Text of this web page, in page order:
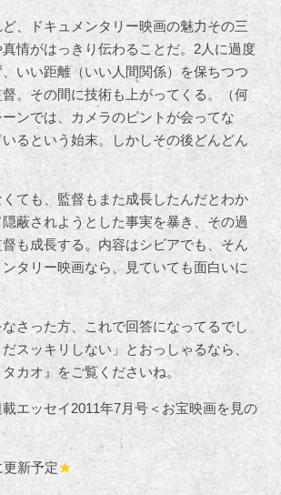
、ドキュメンタリー映画の魅力その三
情がはっきり伝わることだ。2人に過度
いい距離（いい人間関係）を保ちつつ
。その間に技術も上がってくる。（何
ンでは、カメラのピントが会ってな
るという始末。しかしその後どんどん
ても、監督もまた成長したんだとわか
蔽されようとした事実を暴き、その過
も成長する。内容はシビアでも、そん
タリー映画なら、見ていても面白いに
さった方、これで回答になってるでし
スッキリしない」とおっしゃるなら、
カオ』をご覧くださいね。
エッセイ2011年7月号＜お宝映画を見の
更新予定★